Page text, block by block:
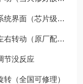
面（芯片级修理）
（原厂配件修理）
节没反应
（全国可修理）